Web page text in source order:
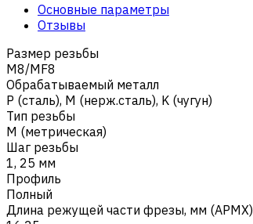
Основные параметры
Отзывы
Размер резьбы
M8/MF8
Обрабатываемый металл
Р (сталь), M (нерж.сталь), K (чугун)
Тип резьбы
M (метрическая)
Шаг резьбы
1, 25 мм
Профиль
Полный
Длина режущей части фрезы, мм (APMX)